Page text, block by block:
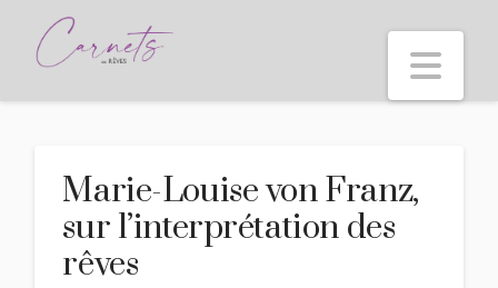
Marie-Louise von Franz,
sur l’interprétation des
rêves